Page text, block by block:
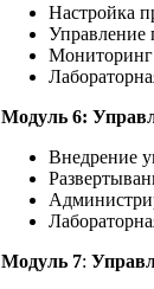
Настройка
Управление
Мониторинг
Модуль 6:
Внедрение
Модуль 7: